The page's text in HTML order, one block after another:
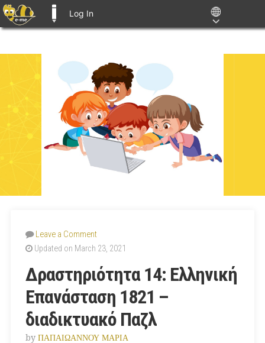
Log In
Leave a Comment
Updated on March 23, 2021
Δραστηριότητα 14: Ελληνική
Επανάσταση 1821 –
διαδικτυακό Παζλ
by ΠΑΠΑΙΩΑΝΝΟΥ ΜΑΡΙΑ